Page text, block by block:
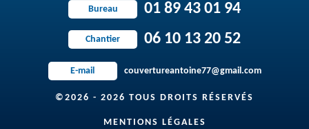
Bureau 01 89 43 01 94
Chantier 06 10 13 20 52
E-mail couvertureantoine77@gmail.com
©2026 - 2026 TOUS DROITS RÉSERVÉS
MENTIONS LÉGALES